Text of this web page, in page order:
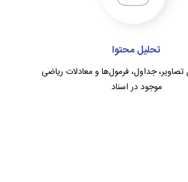
تحلیل محتوا
تصاویر، جداول، فرمول‌ها و معادلات ریاضی
موجود در اسناد